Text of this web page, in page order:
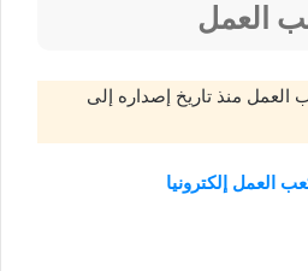
العمل
منذ تاريخ إصداره إلى
العمل إلكترونيا